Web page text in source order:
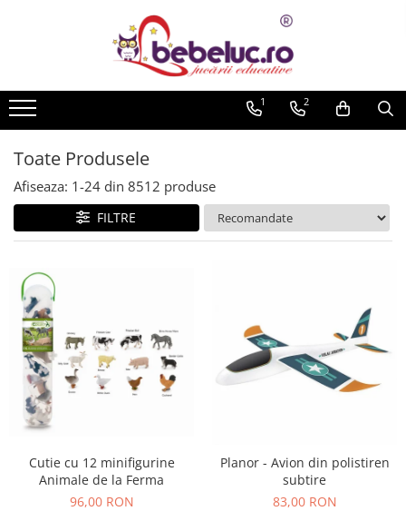
Toate Produsele
Jucarii pe varste
Jucarii educative
Jucarii magnetice
Cuburi de construit
Seturi Experimente pentru copii
Organele Corpului Uman
Roboti de jucarie
Jucarii Creativitate
Lucru manual copii
Plastilina
Seturi de desen
Seturi de pictura pentru copii
Nisip kinetic
Jucarii interactive
1 2
Toate Produsele
Afiseaza: 1-24 din 8512 produse
FILTRE
Cutie cu 12 minifigurine
Animale de la Ferma
96,00 RON
Planor - Avion din polistiren
subtire
83,00 RON